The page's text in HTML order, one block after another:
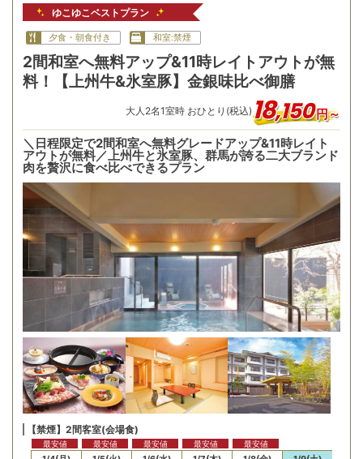
ゆこゆこベストプラン
夕食・朝食付き 和室:禁煙
2間和室へ無料アップ&11時レイトアウトが無
料！【上州牛&氷室豚】金銀味比べ御膳
大人 2名1室時 おひとり(税込)18,150円～
＼日程限定で2間和室へ無料グレードアップ&11時レイト
アウトが無料／上州牛と氷室豚、群馬が誇る二大ブランド
肉を贅沢に食べ比べできるプラン
【禁煙】2間客室(会場食)
最安値 最安値 最安値 最安値 最安値